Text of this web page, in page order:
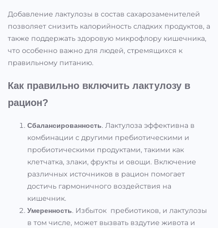
Добавление лактулозы в состав сахарозаменителей
позволяет снизить калорийность сладких продуктов, а
также поддержать здоровую микрофлору кишечника,
что особенно важно для людей, стремящихся к
правильному питанию.
Как правильно включить лактулозу в
рацион?
Сбалансированность. Лактулоза эффективна в
комбинации с другими пребиотическими и
пробиотическими продуктами, такими как
клетчатка, злаки, фрукты и овощи. Включение
различных источников в рацион помогает
достичь гармоничного воздействия на
кишечник.
Умеренность. Избыток пребиотиков, и лактулозы
в том числе, может вызвать вздутие живота и